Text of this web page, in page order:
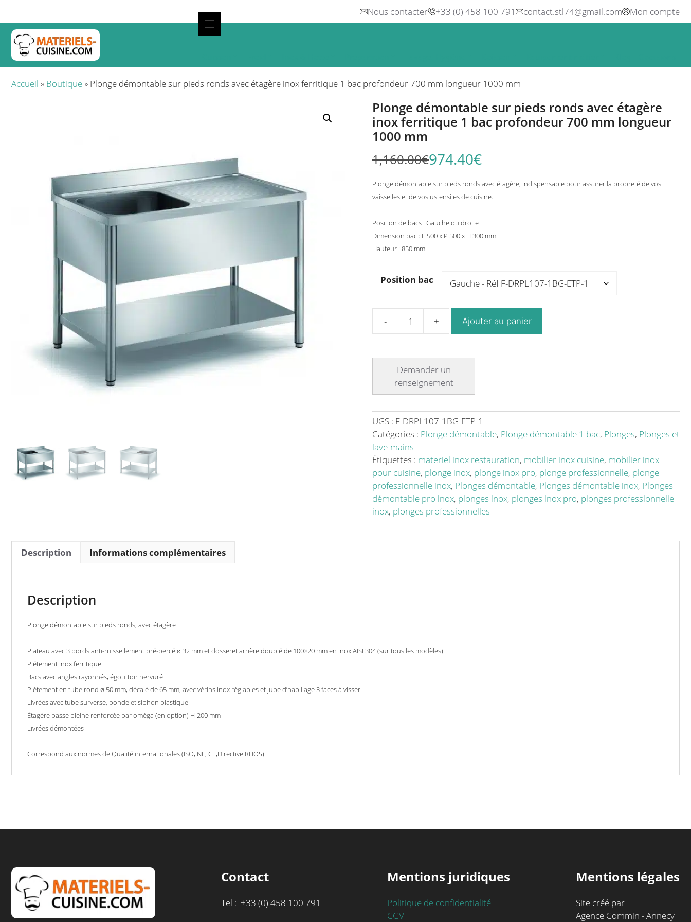
contenu
Nous contacter +33 (0) 458 100 791 contact.stl74@gmail.com Mon compte
Accueil » Boutique» Plonge démontable sur pieds ronds avec étagère inox ferritique 1 bac profondeur 700 mm longueur 1000 mm
Plonge démontable sur pieds ronds avec étagère
inox ferritique 1 bac profondeur 700 mm longueur
1000 mm
1,160.00€974.40€
Plonge démontable sur pieds ronds avec étagère, indispensable pour assurer la propreté de vos
vaisselles et de vos ustensiles de cuisine.
Position de bacs : Gauche ou droite
Dimension bac : L 500 x P 500 x H 300 mm
Hauteur : 850 mm
Position bac
quantité
démontable
avec
étagère
inox
ferritique
bac
profondeur
700
1000
Ajouter au panier
UGS : F-DRPL107-1BG-ETP-1
Catégories : Plonge démontable, Plonge démontable 1 bac, Plonges, Plonges et
lave-mains
Étiquettes : materiel inox restauration, mobilier inox cuisine, mobilier inox
pour cuisine, plonge inox, plonge inox pro, plonge professionnelle, plonge
professionnelle inox, Plonges démontable, Plonges démontable inox, Plonges
démontable pro inox, plonges inox, plonges inox pro, plonges professionnelle
inox, plonges professionnelles
Description Informations complémentaires
Description
Plonge démontable sur pieds ronds, avec étagère
Plateau avec 3 bords anti-ruissellement pré-percé ø 32 mm et dosseret arrière doublé de 100×20 mm en inox AISI 304 (sur tous les modèles)
Piétement inox ferritique
Bacs avec angles rayonnés, égouttoir nervuré
Piétement en tube rond ø 50 mm, décalé de 65 mm, avec vérins inox réglables et jupe d’habillage 3 faces à visser
Livrées avec tube surverse, bonde et siphon plastique
Étagère basse pleine renforcée par oméga (en option) H-200 mm
Livrées démontées
Correspond aux normes de Qualité internationales (ISO, NF, CE,Directive RHOS)
Contact
Tel : +33 (0) 458 100 791
Mentions juridiques
Politique de confidentialité
CGV
Mentions légales
Site créé par
Agence Commin - Annecy